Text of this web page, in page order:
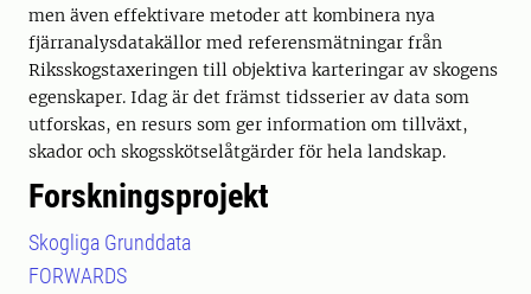
men även effektivare metoder att kombinera nya
fjärranalysdatakällor med referensmätningar från
Riksskogstaxeringen till objektiva karteringar av skogens
egenskaper. Idag är det främst tidsserier av data som
utforskas, en resurs som ger information om tillväxt,
skador och skogsskötselåtgärder för hela landskap.
Forskningsprojekt
Skogliga Grunddata
FORWARDS